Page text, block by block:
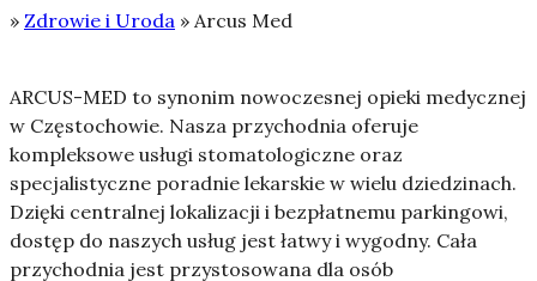
» Zdrowie i Uroda » Arcus Med
ARCUS-MED to synonim nowoczesnej opieki medycznej
w Częstochowie. Nasza przychodnia oferuje
kompleksowe usługi stomatologiczne oraz
specjalistyczne poradnie lekarskie w wielu dziedzinach.
Dzięki centralnej lokalizacji i bezpłatnemu parkingowi,
dostęp do naszych usług jest łatwy i wygodny. Cała
przychodnia jest przystosowana dla osób